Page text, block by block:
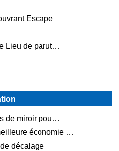
Escape
Lieu de parut…
de miroir pou…
économie …
décalage